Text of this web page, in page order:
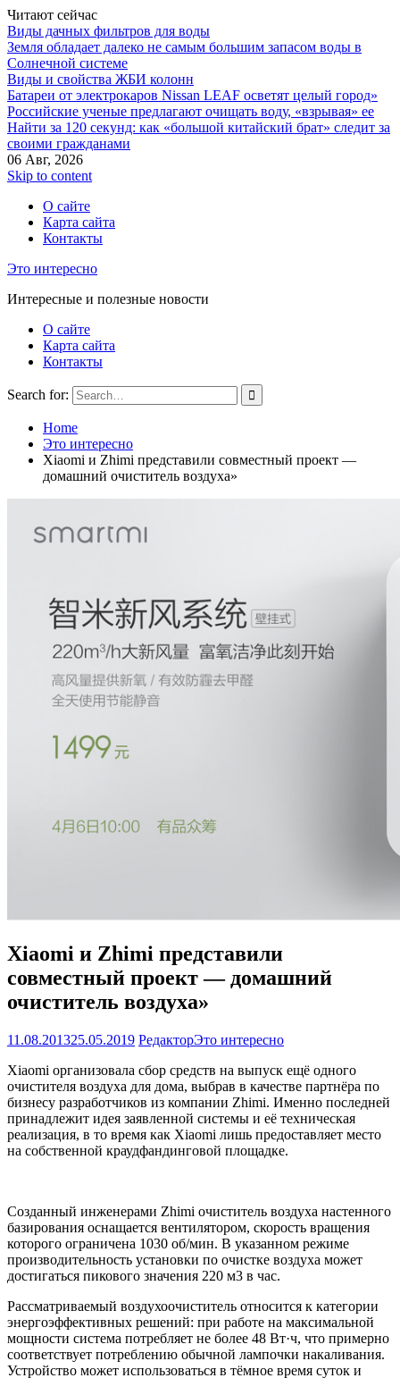
Читают сейчас
Виды дачных фильтров для воды
Земля обладает далеко не самым большим запасом воды в
Солнечной системе
Виды и свойства ЖБИ колонн
Батареи от электрокаров Nissan LEAF осветят целый город»
Российские ученые предлагают очищать воду, «взрывая» ее
Найти за 120 секунд: как «большой китайский брат» следит за
своими гражданами
06 Авг, 2026
Skip to content
О сайте
Карта сайта
Контакты
Это интересно
Интересные и полезные новости
О сайте
Карта сайта
Контакты
Search for:
Home
Это интересно
Xiaomi и Zhimi представили совместный проект —
домашний очиститель воздуха»
Xiaomi и Zhimi представили
совместный проект — домашний
очиститель воздуха»
11.08.201325.05.2019 РедакторЭто интересно
Xiaomi организовала сбор средств на выпуск ещё одного
очистителя воздуха для дома, выбрав в качестве партнёра по
бизнесу разработчиков из компании Zhimi. Именно последней
принадлежит идея заявленной системы и её техническая
реализация, в то время как Xiaomi лишь предоставляет место
на собственной краудфандинговой площадке.
Созданный инженерами Zhimi очиститель воздуха настенного
базирования оснащается вентилятором, скорость вращения
которого ограничена 1030 об/мин. В указанном режиме
производительность установки по очистке воздуха может
достигаться пикового значения 220 м3 в час.
Рассматриваемый воздухоочиститель относится к категории
энергоэффективных решений: при работе на максимальной
мощности система потребляет не более 48 Вт·ч, что примерно
соответствует потреблению обычной лампочки накаливания.
Устройство может использоваться в тёмное время суток и